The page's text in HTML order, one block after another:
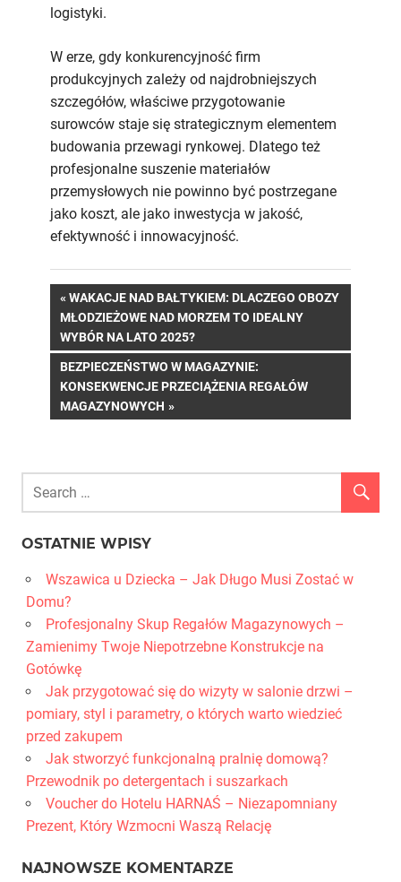
logistyki.
W erze, gdy konkurencyjność firm
produkcyjnych zależy od najdrobniejszych
szczegółów, właściwe przygotowanie
surowców staje się strategicznym elementem
budowania przewagi rynkowej. Dlatego też
profesjonalne suszenie materiałów
przemysłowych nie powinno być postrzegane
jako koszt, ale jako inwestycja w jakość,
efektywność i innowacyjność.
Nawigacja
wpisu
PREVIOUS
POST:
WAKACJE NAD BAŁTYKIEM: DLACZEGO OBOZY
MŁODZIEŻOWE NAD MORZEM TO IDEALNY
WYBÓR NA LATO 2025?
NEXT
POST:
BEZPIECZEŃSTWO W MAGAZYNIE:
KONSEKWENCJE PRZECIĄŻENIA REGAŁÓW
MAGAZYNOWYCH
OSTATNIE WPISY
Wszawica u Dziecka – Jak Długo Musi Zostać w
Domu?
Profesjonalny Skup Regałów Magazynowych –
Zamienimy Twoje Niepotrzebne Konstrukcje na
Gotówkę
Jak przygotować się do wizyty w salonie drzwi –
pomiary, styl i parametry, o których warto wiedzieć
przed zakupem
Jak stworzyć funkcjonalną pralnię domową?
Przewodnik po detergentach i suszarkach
Voucher do Hotelu HARNAŚ – Niezapomniany
Prezent, Który Wzmocni Waszą Relację
NAJNOWSZE KOMENTARZE